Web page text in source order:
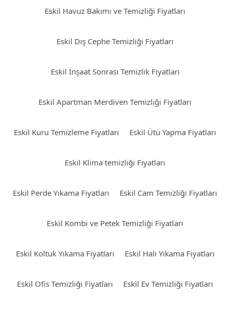
Eskil Havuz Bakımı ve Temizliği Fiyatları
Eskil Dış Cephe Temizliği Fiyatları
Eskil İnşaat Sonrası Temizlik Fiyatları
Eskil Apartman Merdiven Temizliği Fiyatları
Eskil Kuru Temizleme Fiyatları Eskil Ütü Yapma Fiyatları
Eskil Klima temizliği Fiyatları
Eskil Perde Yıkama Fiyatları Eskil Cam Temizliği Fiyatları
Eskil Kombi ve Petek Temizliği Fiyatları
Eskil Koltuk Yıkama Fiyatları Eskil Halı Yıkama Fiyatları
Eskil Ofis Temizliği Fiyatları Eskil Ev Temizliği Fiyatları